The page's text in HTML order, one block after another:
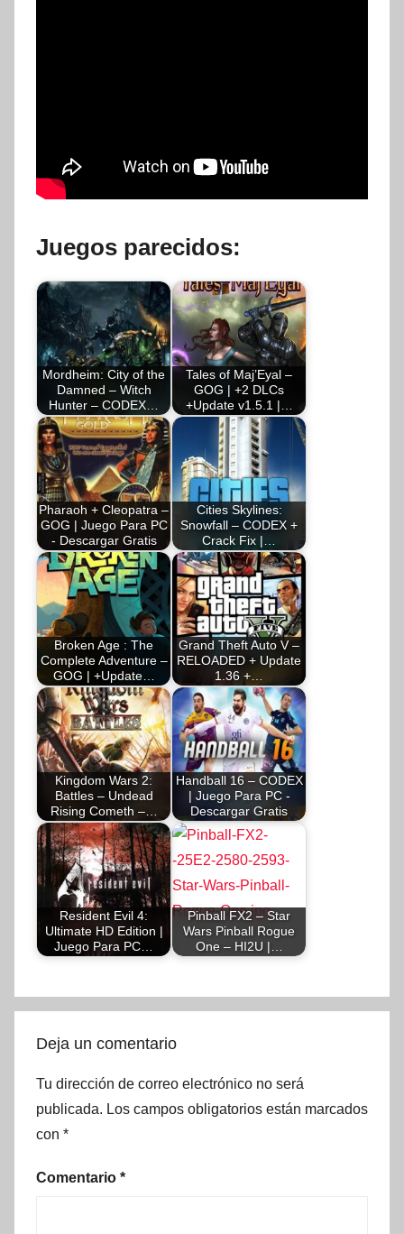
Juegos parecidos:
Mordheim: City of the
Damned – Witch
Hunter – CODEX…
Tales of Maj’Eyal –
GOG | +2 DLCs
+Update v1.5.1 |…
Pharaoh + Cleopatra –
GOG | Juego Para PC
- Descargar Gratis
Cities Skylines:
Snowfall – CODEX +
Crack Fix |…
Broken Age : The
Complete Adventure –
GOG | +Update…
Grand Theft Auto V –
RELOADED + Update
1.36 +…
Kingdom Wars 2:
Battles – Undead
Rising Cometh –…
Handball 16 – CODEX
| Juego Para PC -
Descargar Gratis
Resident Evil 4:
Ultimate HD Edition |
Juego Para PC…
Pinball FX2 – Star
Wars Pinball Rogue
One – HI2U |…
Deja un comentario
Tu dirección de correo electrónico no será
publicada. Los campos obligatorios están marcados
con *
Comentario *